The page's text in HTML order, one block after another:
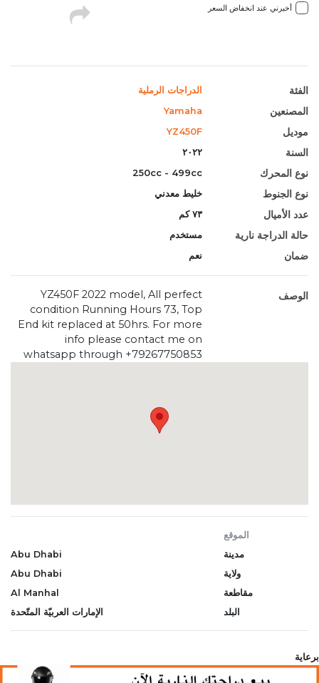
أخبرني عند انخفاض السعر
الفئة الدراجات الرملية
المصنعين Yamaha
موديل YZ450F
السنة ٢٠٢٢
نوع المحرك 250cc - 499cc
نوع الجنوط خليط معدني
عدد الأميال ٧٣ كم
حالة الدراجة نارية مستخدم
ضمان نعم
الوصف
YZ450F 2022 model, All perfect
condition Running Hours 73, Top
End kit replaced at 50hrs. For more
info please contact me on
whatsapp through +79267750853
الموقع
مدينة
Abu Dhabi
ولاية
Abu Dhabi
مقاطعة
Al Manhal
البلد
الإمارات العربيّة المتّحدة
برعاية